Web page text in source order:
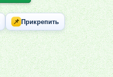
📌 Прикрепить